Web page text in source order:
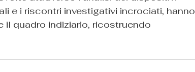
e i riscontri investigativi incrociati, hanno
quadro indiziario, ricostruendo